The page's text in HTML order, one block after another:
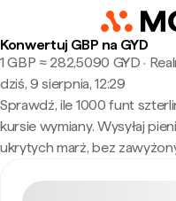
Konwertuj GBP na GYD
1 GBP ≈ 282,5090 GYD ·
dziś, 9 sierpnia, 12:29
Sprawdź, ile 1000 funt
kursie wymiany. Wysyłaj
ukrytych marż, bez